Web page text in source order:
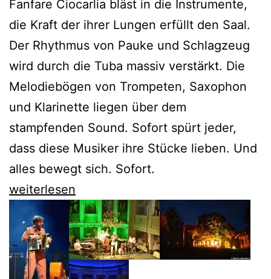
Fanfare Ciocarlia bläst in die Instrumente,
die Kraft der ihrer Lungen erfüllt den Saal.
Der Rhythmus von Pauke und Schlagzeug
wird durch die Tuba massiv verstärkt. Die
Melodiebögen von Trompeten, Saxophon
und Klarinette liegen über dem
stampfenden Sound. Sofort spürt jeder,
dass diese Musiker ihre Stücke lieben. Und
alles bewegt sich. Sofort.
Blasmusik
Fanfare
Ciocarlia
feiert
weiterlesen